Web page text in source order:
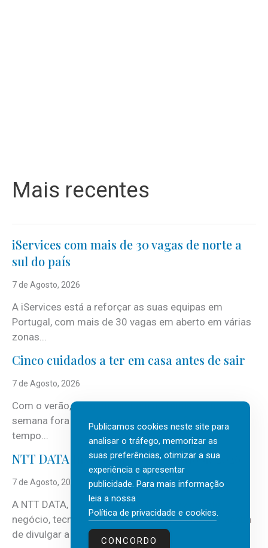
Mais recentes
iServices com mais de 30 vagas de norte a
sul do país
7 de Agosto, 2026
A iServices está a reforçar as suas equipas em
Portugal, com mais de 30 vagas em aberto em várias
zonas...
Cinco cuidados a ter em casa antes de sair
7 de Agosto, 2026
Com o verão, chegam também as férias, os fins-de-
semana fora e os dias em que a casa fica mais
tempo...
NTT DATA Insurtech Global Outlook 2026
7 de Agosto, 2026
A NTT DATA, consultora global em serviços de
negócio, tecnologia e inteligência artificial (IA), acaba
de divulgar a mais recente...
Publicamos cookies neste site para
analisar o tráfego, memorizar as
suas preferências, otimizar a sua
experiência e apresentar
publicidade. Para mais informação
leia a nossa
Política de privacidade e cookies.
CONCORDO